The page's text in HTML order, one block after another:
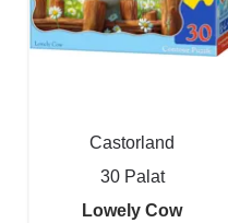
Castorland
30 Palat
Lowely Cow